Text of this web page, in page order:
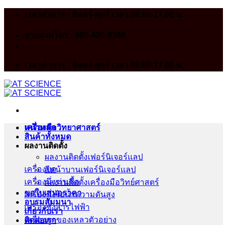
Skip
เวลาทำการ : จันทร์-ศุกร์ เวลา 08:00-17.00 น.
สายด่วนโทร : 086-420-0366
เวลาทำการ : จันทร์-ศุกร์ เวลา 08:00-17.00 น.
หน้าหลัก
สินค้าทั้งหมด
ผลงานติดตั้ง
ผลงานติดตั้งเฟอร์นิเจอร์เเลป
สีหน้าบานเฟอร์นิเจอร์เเลป
ผลงานติดตั้งเครื่องมือวิทย์ศาสตร์
ขอใบเสนอราคา
อบรมสัมมนา
เกี่ยวกับเรา
ติดต่อเรา
เครื่องมือวิทยาศาสตร์
เครื่องบด
เครื่องนึ่งฆ่าเชื้อ
เครื่องนึ่งไอน้ำความดันสูง
เครื่องชั่งสารไฟฟ้า
เครื่องดูดของเหลวตัวอย่าง